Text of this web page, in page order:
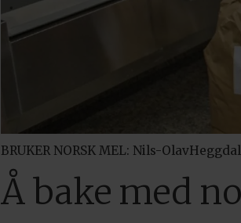
BRUKER NORSK MEL: Nils-
Å bake med